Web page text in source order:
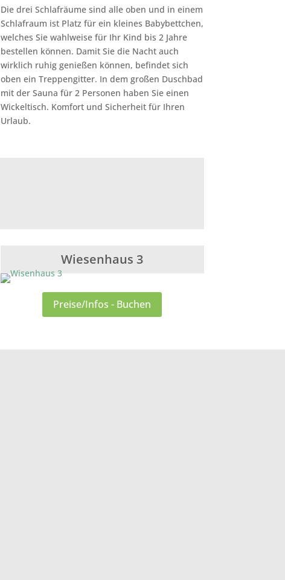
Die drei Schlafräume sind alle oben und in einem
Schlafraum ist Platz für ein kleines Babybettchen,
welches Sie wahlweise für Ihr Kind bis 2 Jahre
bestellen können. Damit Sie die Nacht auch
wirklich ruhig genießen können, befindet sich
oben ein Treppengitter. In dem großen Duschbad
mit der Sauna für 2 Personen haben Sie einen
Wickeltisch. Komfort und Sicherheit für Ihren
Urlaub.
Wiesenhaus 3
Preise/Infos - Buchen